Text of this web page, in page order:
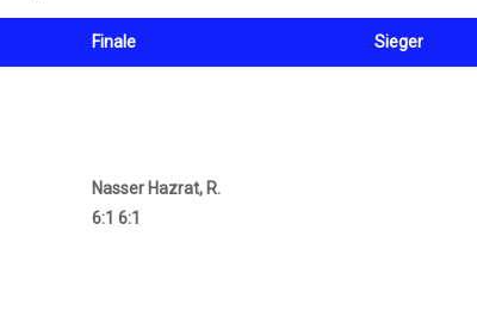
Finale Sieger
Nasser Hazrat, R.
6:1 6:1